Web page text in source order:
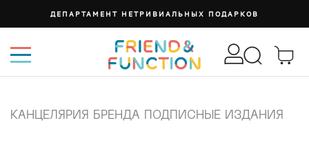
ДЕПАРТАМЕНТ НЕТРИВИАЛЬНЫХ ПОДАРКОВ
КАНЦЕЛЯРИЯ БРЕНДА ПОДПИСНЫЕ ИЗДАНИЯ